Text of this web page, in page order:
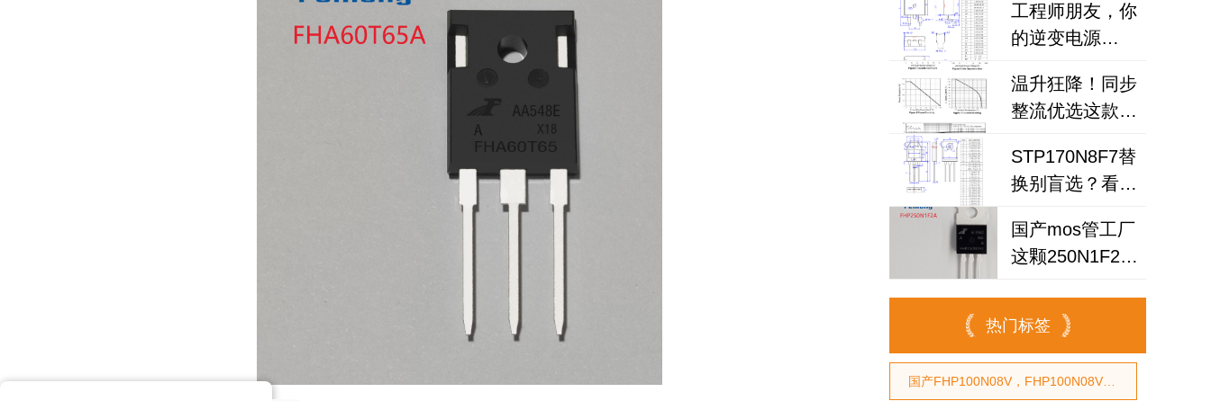
攻克车载逆变器
散热难题？
工程师朋友，你
的逆变电源
吗？试试国产
100N08B！
温升狂降！同步
整流优选这款场
管工厂
200N6F3A可替
换
STP170N8F7替
换别盲选？看懂
心用国产MOS管
替代
国产mos管工厂
这颗250N1F2A
么替换英飞凌
IPP030N10N3G？
热门标签